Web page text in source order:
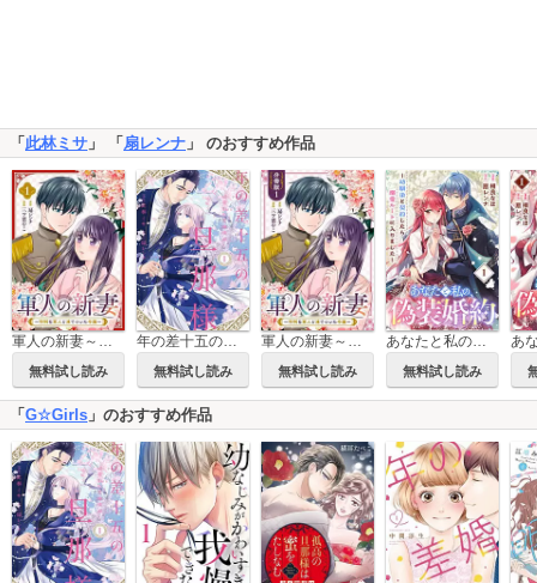
「 此林ミサ 」 「 扇レンナ 」 のおすすめ作品
軍人の新妻～怜悧な軍人と凍てついた令嬢～
無料試し読み
年の差十五の旦那様～辺境伯の花嫁候補～【単行本版】
無料試し読み
軍人の新妻～怜悧な軍人と凍てついた令嬢～【分冊版】
無料試し読み
あなたと私の、偽装婚約～幼馴染と契約したら溺愛ルートに入りました～【分冊版】
無料試し読み
「 G☆Girls 」のおすすめ作品